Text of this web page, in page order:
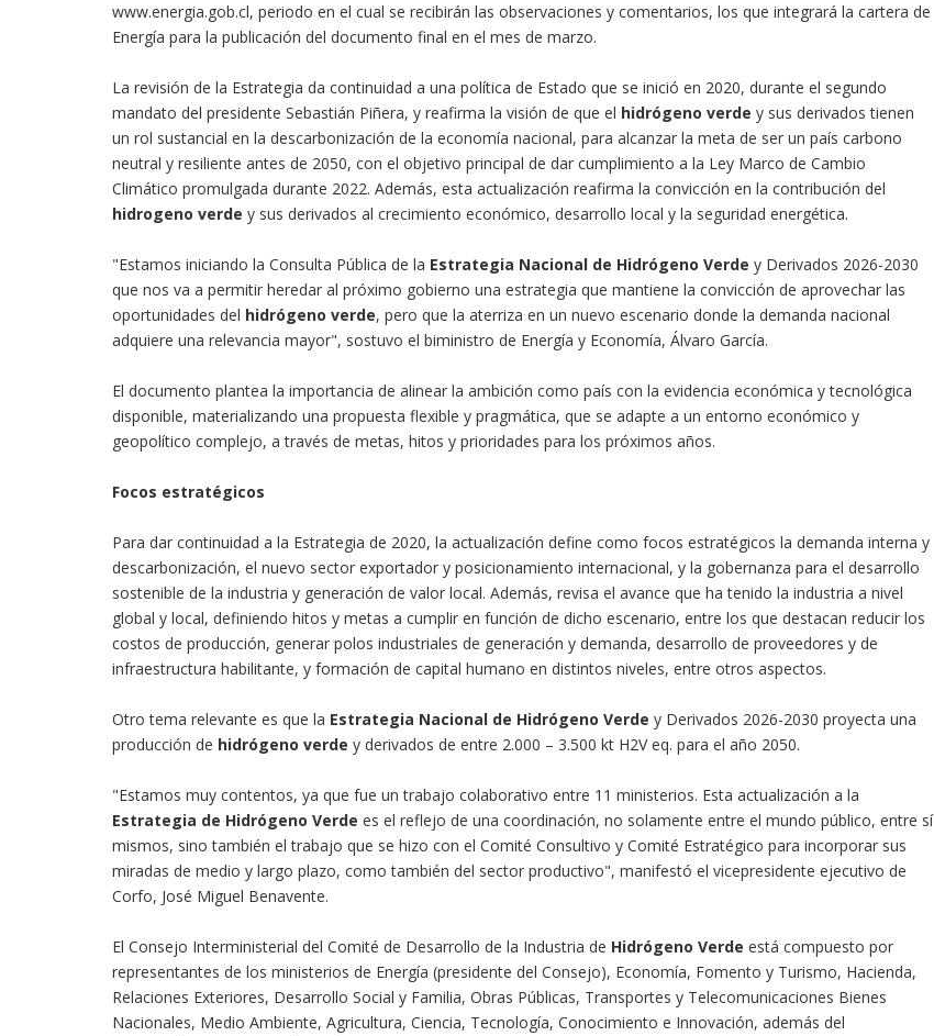
www.energia.gob.cl, periodo en el cual se recibirán las observaciones y comentarios, los que integrará la cartera de
Energía para la publicación del documento final en el mes de marzo.
La revisión de la Estrategia da continuidad a una política de Estado que se inició en 2020, durante el segundo
mandato del presidente Sebastián Piñera, y reafirma la visión de que el hidrógeno verde y sus derivados tienen
un rol sustancial en la descarbonización de la economía nacional, para alcanzar la meta de ser un país carbono
neutral y resiliente antes de 2050, con el objetivo principal de dar cumplimiento a la Ley Marco de Cambio
Climático promulgada durante 2022. Además, esta actualización reafirma la convicción en la contribución del
hidrogeno verde y sus derivados al crecimiento económico, desarrollo local y la seguridad energética.
"Estamos iniciando la Consulta Pública de la Estrategia Nacional de Hidrógeno Verde y Derivados 2026-2030
que nos va a permitir heredar al próximo gobierno una estrategia que mantiene la convicción de aprovechar las
oportunidades del hidrógeno verde, pero que la aterriza en un nuevo escenario donde la demanda nacional
adquiere una relevancia mayor", sostuvo el biministro de Energía y Economía, Álvaro García.
El documento plantea la importancia de alinear la ambición como país con la evidencia económica y tecnológica
disponible, materializando una propuesta flexible y pragmática, que se adapte a un entorno económico y
geopolítico complejo, a través de metas, hitos y prioridades para los próximos años.
Focos estratégicos
Para dar continuidad a la Estrategia de 2020, la actualización define como focos estratégicos la demanda interna y
descarbonización, el nuevo sector exportador y posicionamiento internacional, y la gobernanza para el desarrollo
sostenible de la industria y generación de valor local. Además, revisa el avance que ha tenido la industria a nivel
global y local, definiendo hitos y metas a cumplir en función de dicho escenario, entre los que destacan reducir los
costos de producción, generar polos industriales de generación y demanda, desarrollo de proveedores y de
infraestructura habilitante, y formación de capital humano en distintos niveles, entre otros aspectos.
Otro tema relevante es que la Estrategia Nacional de Hidrógeno Verde y Derivados 2026-2030 proyecta una
producción de hidrógeno verde y derivados de entre 2.000 – 3.500 kt H2V eq. para el año 2050.
"Estamos muy contentos, ya que fue un trabajo colaborativo entre 11 ministerios. Esta actualización a la
Estrategia de Hidrógeno Verde es el reflejo de una coordinación, no solamente entre el mundo público, entre sí
mismos, sino también el trabajo que se hizo con el Comité Consultivo y Comité Estratégico para incorporar sus
miradas de medio y largo plazo, como también del sector productivo", manifestó el vicepresidente ejecutivo de
Corfo, José Miguel Benavente.
El Consejo Interministerial del Comité de Desarrollo de la Industria de Hidrógeno Verde está compuesto por
representantes de los ministerios de Energía (presidente del Consejo), Economía, Fomento y Turismo, Hacienda,
Relaciones Exteriores, Desarrollo Social y Familia, Obras Públicas, Transportes y Telecomunicaciones Bienes
Nacionales, Medio Ambiente, Agricultura, Ciencia, Tecnología, Conocimiento e Innovación, además del